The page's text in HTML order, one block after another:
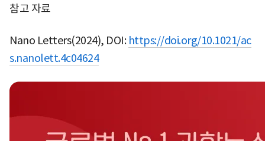
참고 자료
Nano Letters(2024), DOI: https://doi.org/10.1021/ac
s.nanolett.4c04624